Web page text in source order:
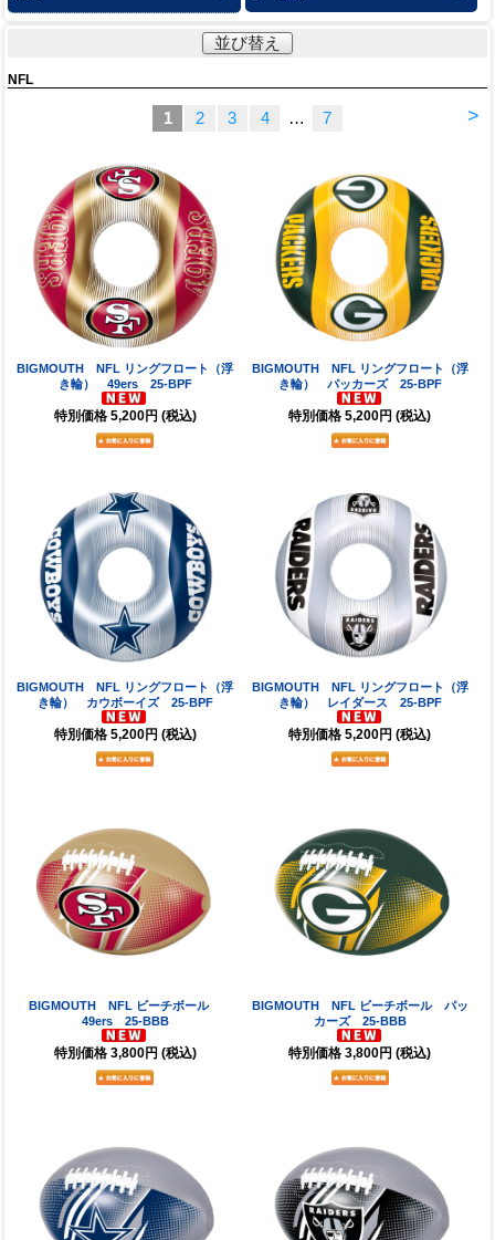
並び替え
NFL
>
1 2 3 4 … 7
BIGMOUTH NFL リングフロート（浮
き輪） 49ers 25-BPF
特別価格 5,200円 (税込)
BIGMOUTH NFL リングフロート（浮
き輪） パッカーズ 25-BPF
特別価格 5,200円 (税込)
BIGMOUTH NFL リングフロート（浮
き輪） カウボーイズ 25-BPF
特別価格 5,200円 (税込)
BIGMOUTH NFL リングフロート（浮
き輪） レイダース 25-BPF
特別価格 5,200円 (税込)
BIGMOUTH NFL ビーチボール
49ers 25-BBB
特別価格 3,800円 (税込)
BIGMOUTH NFL ビーチボール パッ
カーズ 25-BBB
特別価格 3,800円 (税込)